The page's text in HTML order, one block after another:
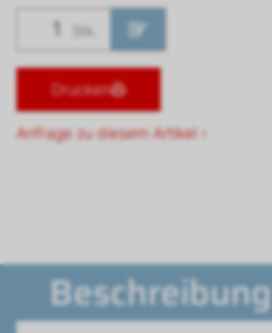
Stk.
Drucken
Anfrage zu diesem Artikel ›
Beschreibung